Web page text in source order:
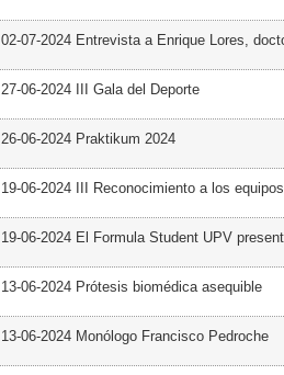
02-07-2024 Entrevista a Enrique Lores,
27-06-2024 III Gala del Deporte
26-06-2024 Praktikum 2024
19-06-2024 III Reconocimiento a los
19-06-2024 El Formula Student UPV
13-06-2024 Prótesis biomédica asequible
13-06-2024 Monólogo Francisco Pedroche